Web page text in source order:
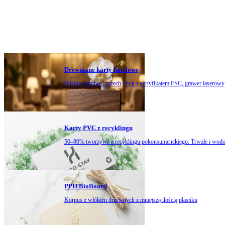
Drewniane karty hotelowe
Wiśnia, bambus, orzech i buk z certyfikatem FSC, grawer laserowy
Karty PVC z recyklingu
50–80% tworzywa z recyklingu pokonsumenckiego. Trwałe i
PPH BioBoard
Korpus z włókien drzewnych z mniejszą ilością plastiku